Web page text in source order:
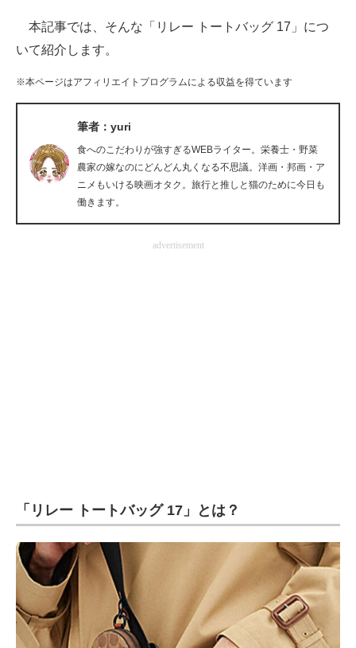
ビジネスと働き方のヒント
企業ITのトレンドを詳説
経営リーダーのコミュニティ
ITエンジニア向け専門サイト
建設×テクノロジーの最前線
ちょっと気になるネットの話題
本記事では、そんな「リレー トートバッグ 17」につ
いて紹介します。
※本ページはアフィリエイトプログラムによる収益を得ています
筆者：yuri
食へのこだわりが強すぎるWEBライター。栄養士・野菜
農家の嫁なのにどんどん丸くなる不思議。洋画・邦画・ア
ニメもいける映画オタク。旅行と推しと猫のために今日も
働きます。
advertisement
「リレー トートバッグ 17」とは？